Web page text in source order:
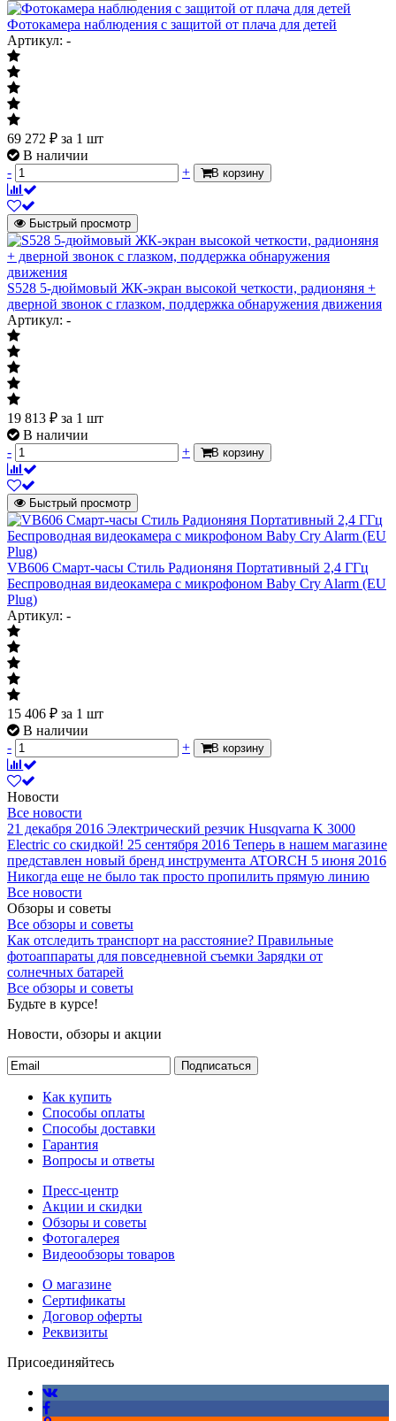
Фотокамера наблюдения с защитой от плача для детей
Артикул: -
69 272 ₽ за 1 шт
В наличии
-
+ В корзину
Быстрый просмотр
S528 5-дюймовый ЖК-экран высокой четкости, радионяня +
дверной звонок с глазком, поддержка обнаружения движения
Артикул: -
19 813 ₽ за 1 шт
В наличии
-
+ В корзину
Быстрый просмотр
VB606 Смарт-часы Стиль Радионяня Портативный 2,4 ГГц
Беспроводная видеокамера с микрофоном Baby Cry Alarm (EU
Plug)
Артикул: -
15 406 ₽ за 1 шт
В наличии
-
+ В корзину
Новости
Все новости
21 декабря 2016 Электрический резчик Husqvarna K 3000
Electric со скидкой! 25 сентября 2016 Теперь в нашем магазине
представлен новый бренд инструмента ATORCH 5 июня 2016
Никогда еще не было так просто пропилить прямую линию
Все новости
Обзоры и советы
Все обзоры и советы
Как отследить транспорт на расстояние? Правильные
фотоаппараты для повседневной съемки Зарядки от
солнечных батарей
Все обзоры и советы
Будьте в курсе!
Новости, обзоры и акции
Подписаться
Как купить
Способы оплаты
Способы доставки
Гарантия
Вопросы и ответы
Пресс-центр
Акции и скидки
Обзоры и советы
Фотогалерея
Видеообзоры товаров
О магазине
Сертификаты
Договор оферты
Реквизиты
Присоединяйтесь